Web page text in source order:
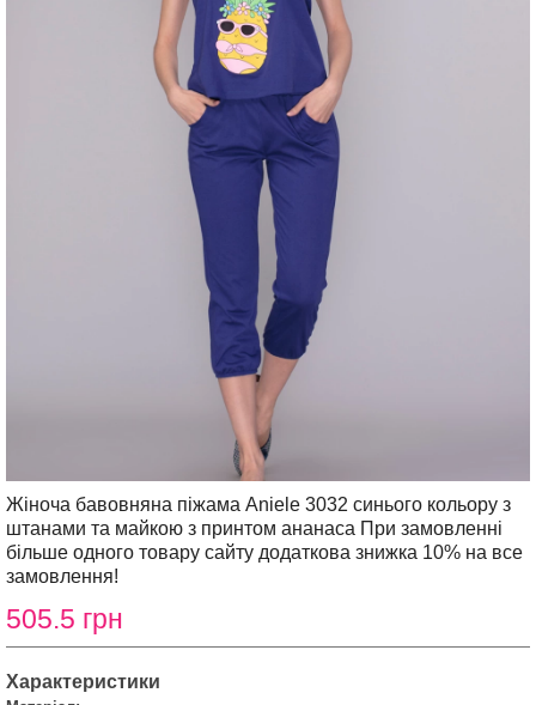
Жіноча бавовняна піжама Aniele 3032 синього кольору з
штанами та майкою з принтом ананаса При замовленні
більше одного товару сайту додаткова знижка 10% на все
замовлення!
505.5 грн
Характеристики